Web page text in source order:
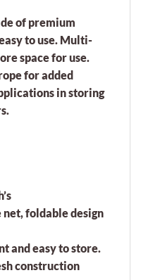
of premium
to use. Multi-
space for use.
for added
in storing
foldable design
and easy to store.
construction